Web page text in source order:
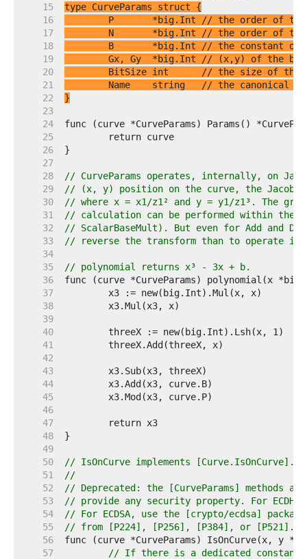
    15
    16
	P       *big.Int
// the order of
    17
	N       *big.Int
// the order of the
    18
	B       *big.Int
// the constant of
    19
	Gx, Gy  *big.Int
// (x,y) of the
    20
	BitSize int
// the size of the
    21
	Name    string
// the canonical
    22
}
    23
    24
    25
    26
    27
    28
// CurveParams operates, internally, on
    29
// (x, y) position on the curve, the
    30
// where x = x1/z1² and y = y1/z1³. The
    31
// calculation can be performed within the
    32
// ScalarBaseMult). But even for Add and
    33
// reverse the transform than to operate in
    34
    35
// polynomial returns x³ - 3x + b.
    36
    37
    38
    39
    40
    41
    42
    43
    44
    45
    46
    47
    48
    49
    50
// IsOnCurve implements [Curve.IsOnCurve].
    51
//
    52
// Deprecated: the [CurveParams] methods
    53
// provide any security property. For ECDH,
    54
// For ECDSA, use the [crypto/ecdsa]
    55
// from [P224], [P256], [P384], or [P521].
    56
    57
// If there is a dedicated constant-